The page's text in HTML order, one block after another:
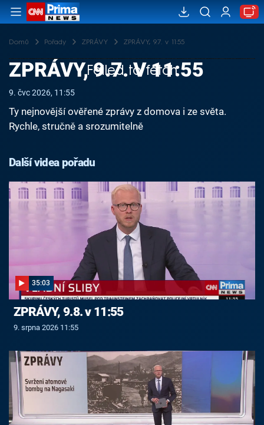
Domů Pořady ZPRÁVY ZPRÁVY, 9.7. v 11:55
Failed to fetch
ZPRÁVY, 9.7. V 11:55
9. čvc 2026, 11:55
Ty nejnovější ověřené zprávy z domova i ze světa.
Rychle, stručně a srozumitelně
Další videa pořadu
35:03
ZPRÁVY, 9.8. v 11:55
9. srpna 2026 11:55